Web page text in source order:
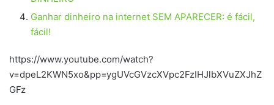
Ganhar dinheiro na internet SEM APARECER: é fácil,
fácil!
https://www.youtube.com/watch?
v=dpeL2KWN5xo&pp=ygUVcGVzcXVpc2FzIHJlbXVuZXJhZ
GFz